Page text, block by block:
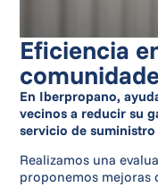
Eficiencia
En Iberpropano,
vecinos a reducir su
servicio de
Realizamos una
proponemos mejoras